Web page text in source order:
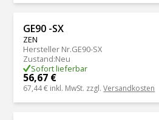
GE90 -SX
ZEN
Hersteller Nr.GE90-SX
Zustand:Neu
Sofort lieferbar
56,67 €
67,44 € inkl. MwSt. zzgl.Versandkosten